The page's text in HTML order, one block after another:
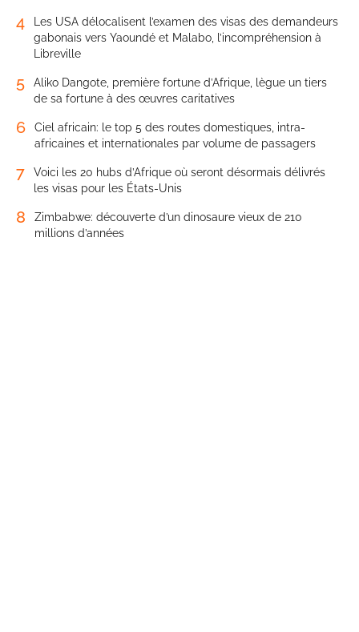
4
Les USA délocalisent l’examen des visas des demandeurs
gabonais vers Yaoundé et Malabo, l’incompréhension à
Libreville
5
Aliko Dangote, première fortune d’Afrique, lègue un tiers
de sa fortune à des œuvres caritatives
6
Ciel africain: le top 5 des routes domestiques, intra-
africaines et internationales par volume de passagers
7
Voici les 20 hubs d’Afrique où seront désormais délivrés
les visas pour les États-Unis
8
Zimbabwe: découverte d’un dinosaure vieux de 210
millions d’années